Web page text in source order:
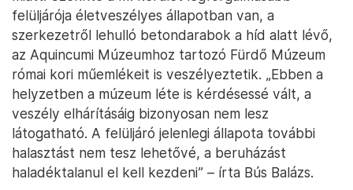
felüljárója életveszélyes állapotban van, a
szerkezetről lehulló betondarabok a híd alatt lévő,
az Aquincumi Múzeumhoz tartozó Fürdő Múzeum
római kori műemlékeit is veszélyeztetik. „Ebben a
helyzetben a múzeum léte is kérdésessé vált, a
veszély elhárításáig bizonyosan nem lesz
látogatható. A felüljáró jelenlegi állapota további
halasztást nem tesz lehetővé, a beruházást
haladéktalanul el kell kezdeni” – írta Bús Balázs.